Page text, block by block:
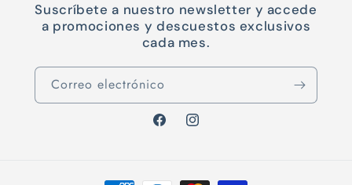
Suscríbete a nuestro newsletter y accede
a promociones y descuestos exclusivos
cada mes.
Correo electrónico
FacebookInstagram